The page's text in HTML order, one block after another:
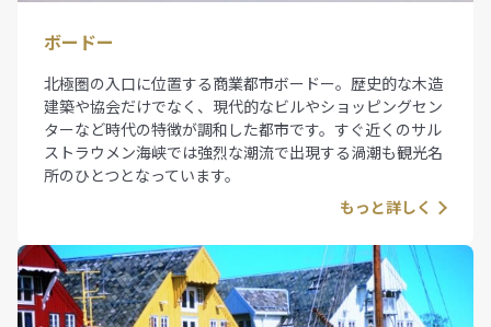
ボードー
北極圏の入口に位置する商業都市ボードー。歴史的な木造
建築や協会だけでなく、現代的なビルやショッピングセン
ターなど時代の特徴が調和した都市です。すぐ近くのサル
ストラウメン海峡では強烈な潮流で出現する渦潮も観光名
所のひとつとなっています。
もっと詳しく